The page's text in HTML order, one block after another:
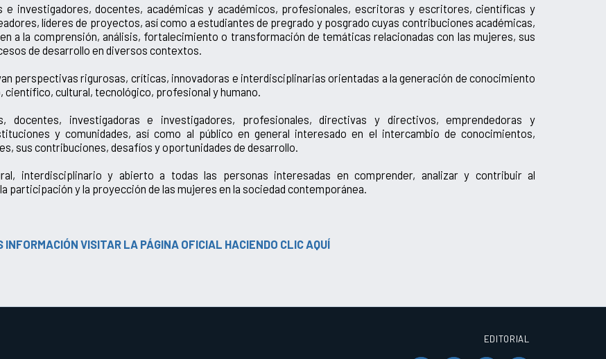
e investigadores, docentes, académicas y académicos, profesionales, escritoras y escritores, científicas y
líderes de proyectos, así como a estudiantes de pregrado y posgrado cuyas contribuciones académicas,
a la comprensión, análisis, fortalecimiento o transformación de temáticas relacionadas con las mujeres, sus
de desarrollo en diversos contextos.
perspectivas rigurosas, críticas, innovadoras e interdisciplinarias orientadas a la generación de conocimiento
cultural, tecnológico, profesional y humano.
docentes, investigadoras e investigadores, profesionales, directivas y directivos, emprendedoras y
y comunidades, así como al público en general interesado en el intercambio de conocimientos,
sus contribuciones, desafíos y oportunidades de desarrollo.
interdisciplinario y abierto a todas las personas interesadas en comprender, analizar y contribuir al
y la proyección de las mujeres en la sociedad contemporánea.
INFORMACIÓN VISITAR LA PÁGINA OFICIAL HACIENDO CLIC AQUÍ
EDITORIAL